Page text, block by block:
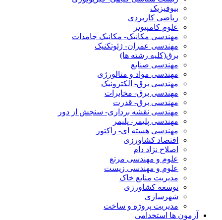
بیوفیزیک
ریاضی کاربردی
علوم کامپیوتر
مهندسی مکانیک- مکانیک جامدات
مهندسی عمران- ژئوتکنیک
برق(کلیه رشته ها)
مهندسی صنایع
مهندسی مواد و متالورژی
مهندسی برق- الکترونیک
مهندسی برق- مخابرات
مهندسی برق- قدرت
مهندسی نقشه برداری- سنجش از دور
مهندسی پلیمر- پلیمر
مهندسی هسته ای- راکتور
اقتصاد کشاورزی
اصلاح نژاد دام
علوم و مهندسی مرتع
علوم و مهندسی زیست
مدیریت منابع خاک
توسعه کشاورزی
شهرسازی
مدیریت پروژه و ساخت
آزمون ها استخدامی